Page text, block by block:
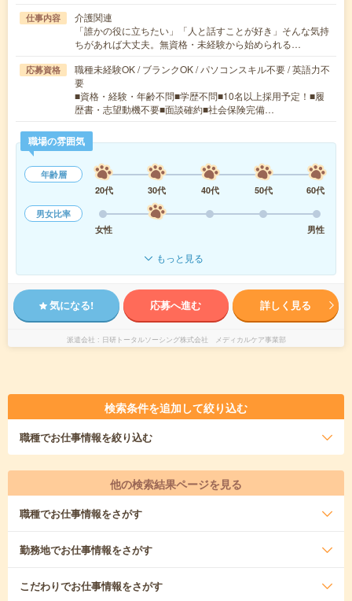
仕事内容
介護関連
「誰かの役に立ちたい」「人と話すことが好き」そんな気持
ちがあれば大丈夫。無資格・未経験から始められる…
応募資格
職種未経験OK / ブランクOK / パソコンスキル不要 / 英語力不
要
■資格・経験・年齢不問■学歴不問■10名以上採用予定！■履
歴書・志望動機不要■面談確約■社会保険完備…
職場の雰囲気
年齢層
20代
30代 40代 50代
60代
男女比率
女性
男性
もっと見る
気になる! 応募へ進む 詳しく見る
派遣会社 日研トータルソーシング株式会社 メディカルケア事業部
検索条件を追加して絞り込む
職種でお仕事情報を絞り込む
他の検索結果ページを見る
職種でお仕事情報をさがす
勤務地でお仕事情報をさがす
こだわりでお仕事情報をさがす